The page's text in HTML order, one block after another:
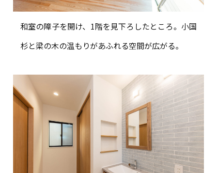
和室の障子を開け、1階を見下ろしたところ。小国
杉と梁の木の温もりがあふれる空間が広がる。